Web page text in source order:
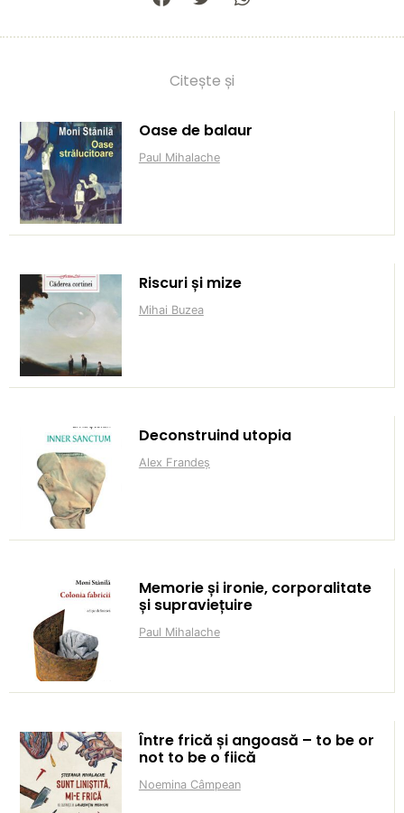
Citește și
Oase de balaur
Paul Mihalache
Riscuri și mize
Mihai Buzea
Deconstruind utopia
Alex Frandeș
Memorie și ironie, corporalitate
și supraviețuire
Paul Mihalache
Între frică și angoasă – to be or
not to be o fiică
Noemina Câmpean